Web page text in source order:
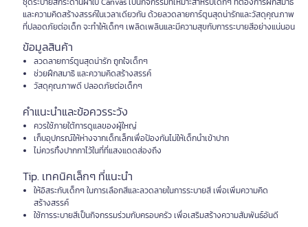
และความคิดสร้างสรรค์ในเวลาเดียวกัน ด้วยลวดลายการ์ตูนสุดน่ารักและวัสดุคุณภาพ
ที่ปลอดภัยต่อเด็ก จะทำให้เด็กๆ เพลิดเพลินและมีความสุขกับการระบายสีอย่างแน่นอน
ข้อมูลสินค้า
ลวดลายการ์ตูนสุดน่ารัก ถูกใจเด็กๆ
ช่วยฝึกสมาธิ และความคิดสร้างสรรค์
วัสดุคุณภาพดี ปลอดภัยต่อเด็กๆ
คำแนะนำและข้อควรระวัง
ควรใช้ภายใต้การดูแลของผู้ใหญ่
เก็บอุปกรณ์ให้ห่างจากเด็กเล็กเพื่อป้องกันไม่ให้เด็กนำเข้าปาก
ไม่ควรทิ้งปากกาไว้ในที่ที่แสงแดดส่องถึง
Tip. เทคนิคเล็กๆ ที่แนะนำ
ให้อิสระกับเด็กๆ ในการเลือกสีและลวดลายในการระบายสี เพื่อเพิ่มความคิด
สร้างสรรค์
ใช้การระบายสีเป็นกิจกรรมร่วมกับครอบครัว เพื่อเสริมสร้างความสัมพันธ์อันดี